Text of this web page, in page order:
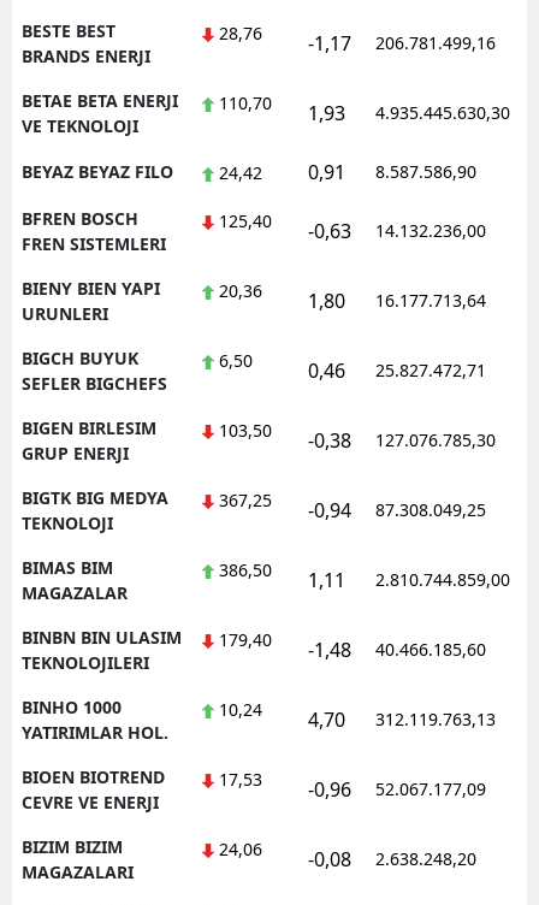
BESTE BEST
BRANDS ENERJI
28,76 -1,17 206.781.499,16
BETAE BETA ENERJI
VE TEKNOLOJI
110,70 1,93 4.935.445.630,30
BEYAZ BEYAZ FILO 24,42 0,91 8.587.586,90
BFREN BOSCH
FREN SISTEMLERI
125,40 -0,63 14.132.236,00
BIENY BIEN YAPI
URUNLERI
20,36 1,80 16.177.713,64
BIGCH BUYUK
SEFLER BIGCHEFS
6,50 0,46 25.827.472,71
BIGEN BIRLESIM
GRUP ENERJI
103,50 -0,38 127.076.785,30
BIGTK BIG MEDYA
TEKNOLOJI
367,25 -0,94 87.308.049,25
BIMAS BIM
MAGAZALAR
386,50 1,11 2.810.744.859,00
BINBN BIN ULASIM
TEKNOLOJILERI
179,40 -1,48 40.466.185,60
BINHO 1000
YATIRIMLAR HOL.
10,24 4,70 312.119.763,13
BIOEN BIOTREND
CEVRE VE ENERJI
17,53 -0,96 52.067.177,09
BIZIM BIZIM
MAGAZALARI
24,06 -0,08 2.638.248,20